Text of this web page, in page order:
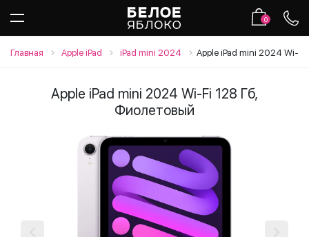
0
Главная Apple iPad iPad mini 2024 Apple iPad mini 2024 Wi-
Apple iPad mini 2024 Wi-Fi 128 Гб,
Фиолетовый